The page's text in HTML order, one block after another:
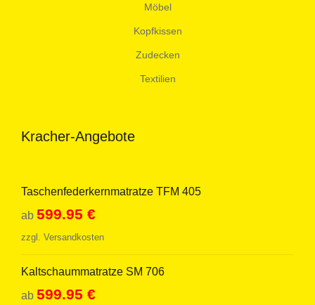
Möbel
Kopfkissen
Zudecken
Textilien
Kracher-Angebote
Taschenfederkernmatratze TFM 405
ab 599.95 €
zzgl. Versandkosten
Kaltschaummatratze SM 706
ab 599.95 €